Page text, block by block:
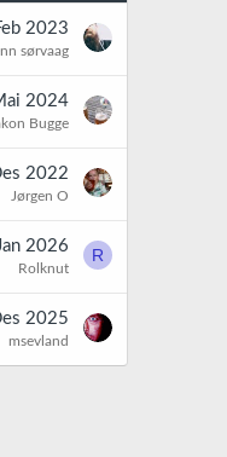
2023
sørvaag
2024
Bugge
2022
Jørgen O
2026
Rolknut
R
2025
msevland